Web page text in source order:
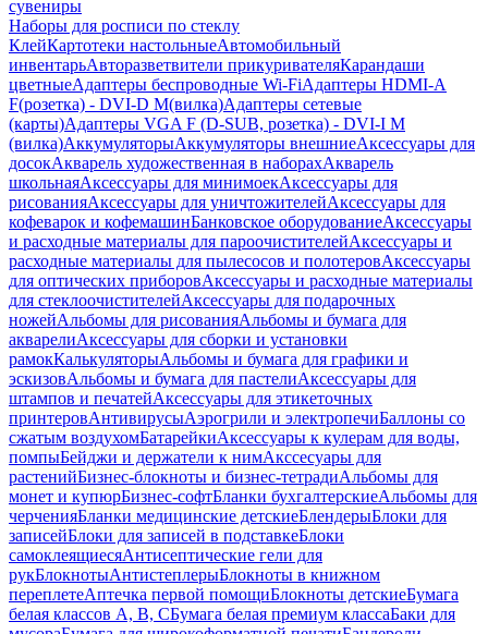
сувениры
Наборы для росписи по стеклу
КлейКартотеки настольныеАвтомобильный
инвентарьАвторазветвители прикуривателяКарандаши
цветныеАдаптеры беспроводные Wi-FiАдаптеры HDMI-A
F(розетка) - DVI-D M(вилка)Адаптеры сетевые
(карты)Адаптеры VGA F (D-SUB, розетка) - DVI-I M
(вилка)АккумуляторыАккумуляторы внешниеАксессуары для
досокАкварель художественная в наборахАкварель
школьнаяАксессуары для минимоекАксессуары для
рисованияАксессуары для уничтожителейАксессуары для
кофеварок и кофемашинБанковское оборудованиеАксессуары
и расходные материалы для пароочистителейАксессуары и
расходные материалы для пылесосов и полотеровАксессуары
для оптических приборовАксессуары и расходные материалы
для стеклоочистителейАксессуары для подарочных
ножейАльбомы для рисованияАльбомы и бумага для
акварелиАксессуары для сборки и установки
рамокКалькуляторыАльбомы и бумага для графики и
эскизовАльбомы и бумага для пастелиАксессуары для
штампов и печатейАксессуары для этикеточных
принтеровАнтивирусыАэрогрили и электропечиБаллоны со
сжатым воздухомБатарейкиАксессуары к кулерам для воды,
помпыБейджи и держатели к нимАкссесуары для
растенийБизнес-блокноты и бизнес-тетрадиАльбомы для
монет и купюрБизнес-софтБланки бухгалтерскиеАльбомы для
черченияБланки медицинские детскиеБлендерыБлоки для
записейБлоки для записей в подставкеБлоки
самоклеящиесяАнтисептические гели для
рукБлокнотыАнтистеплерыБлокноты в книжном
переплетеАптечка первой помощиБлокноты детскиеБумага
белая классов А, В, СБумага белая премиум классаБаки для